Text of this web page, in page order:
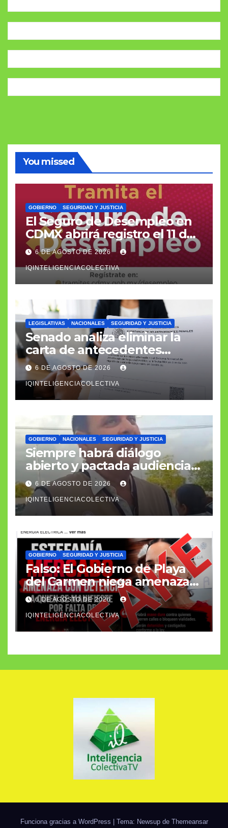
You missed
GOBIERNO SEGURIDAD Y JUSTICIA
El Seguro de Desempleo en
CDMX abrirá registro el 11 de
agosto con apoyo de 3 mil
566 pesos
6 DE AGOSTO DE 2026
IQINTELIGENCIACOLECTIVA
LEGISLATIVAS NACIONALES SEGURIDAD Y JUSTICIA
Senado analiza eliminar la
carta de antecedentes
penales como requisito
laboral
6 DE AGOSTO DE 2026
IQINTELIGENCIACOLECTIVA
GOBIERNO NACIONALES SEGURIDAD Y JUSTICIA
Siempre habrá diálogo
abierto y pactada audiencia
con el fiscal general
6 DE AGOSTO DE 2026
IQINTELIGENCIACOLECTIVA
GOBIERNO SEGURIDAD Y JUSTICIA
Falso: El Gobierno de Playa
del Carmen niega amenazas
a manifestantes por
apagones de la CFE
6 DE AGOSTO DE 2026
IQINTELIGENCIACOLECTIVA
Funciona gracias a WordPress Tema: Newsup de Themeansar